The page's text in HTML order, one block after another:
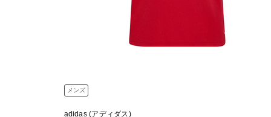
メンズ
adidas (アディダス)